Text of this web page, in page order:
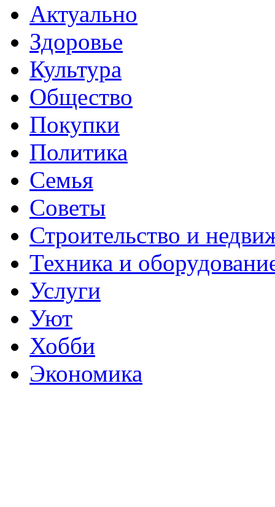
Актуально
Здоровье
Культура
Общество
Покупки
Политика
Семья
Советы
Строительство и
Техника и
Услуги
Уют
Хобби
Экономика